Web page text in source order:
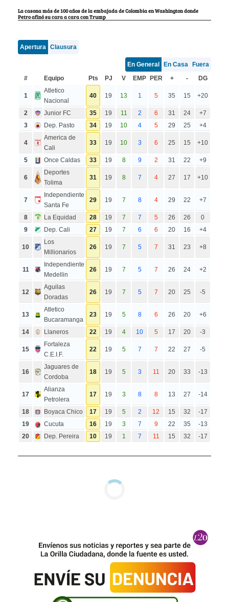
La casona más de 100 años de la embajada de Colombia en Washington donde
Petro afinó su cara a cara con Trump
Apertura Clausura
En General En Casa
Fuera
#
Equipo Pts PJ V EMP PER + - DG
1
Atletico
Nacional
40 19 13 1 5 35 15 +20
2 Junior FC 35 19 11 2 6 31 24
+7
3
Dep. Pasto 34 19 10 4 5 29 25 +4
4
America de
Cali
33 19 10 3 6 25 15 +10
5 Once Caldas 33 19 8 9 2 31 22 +9
6
Deportes
Tolima
31 19 8 7 4 27 17 +10
7
Independiente
Santa Fe
29 19 7 8 4 29 22 +7
8 La Equidad 28 19 7 7 5 26 26
0
9
Dep. Cali 27 19 7 6 6 20 16 +4
10
Los
Millionarios
26 19 7 5 7 31 23 +8
11
Independiente
Medellin
26 19 7 5 7 26 24 +2
12
Aguilas
Doradas
26 19 7 5 7 20 25 -5
13
Atletico
Bucaramanga
23 19 5 8 6 26 20 +6
14 Llaneros 22 19 4 10 5 17 20 -3
15
Fortaleza
C.E.I.F.
22 19 5 7 7 22 27 -5
16
Jaguares de
Cordoba
18 19 5 3 11 20 33 -13
17
Alianza
Petrolera
17 19 3 8 8 13 27 -14
18 Boyaca Chico 17 19 5 2 12 15 32
-17
19
Cucuta 16 19 3 7 9 22 35
-13
20
Dep. Pereira 10 19 1 7 11 15 32 -17